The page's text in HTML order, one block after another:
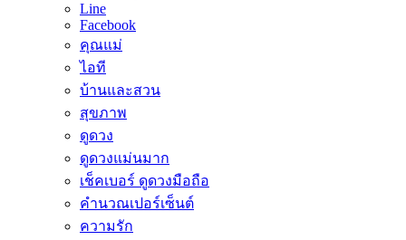
Line
Facebook
คุณแม่
ไอที
บ้านและสวน
สุขภาพ
ดูดวง
ดูดวงแม่นมาก
เช็คเบอร์ ดูดวงมือถือ
คำนวณเปอร์เซ็นต์
ความรัก